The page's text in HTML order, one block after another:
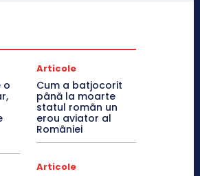
o
Articole
Cum a batjocorit
până la moarte
statul român un
erou aviator al
României
Articole